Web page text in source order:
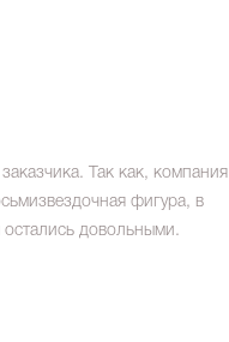
Так как, компания
фигура, в
довольными.